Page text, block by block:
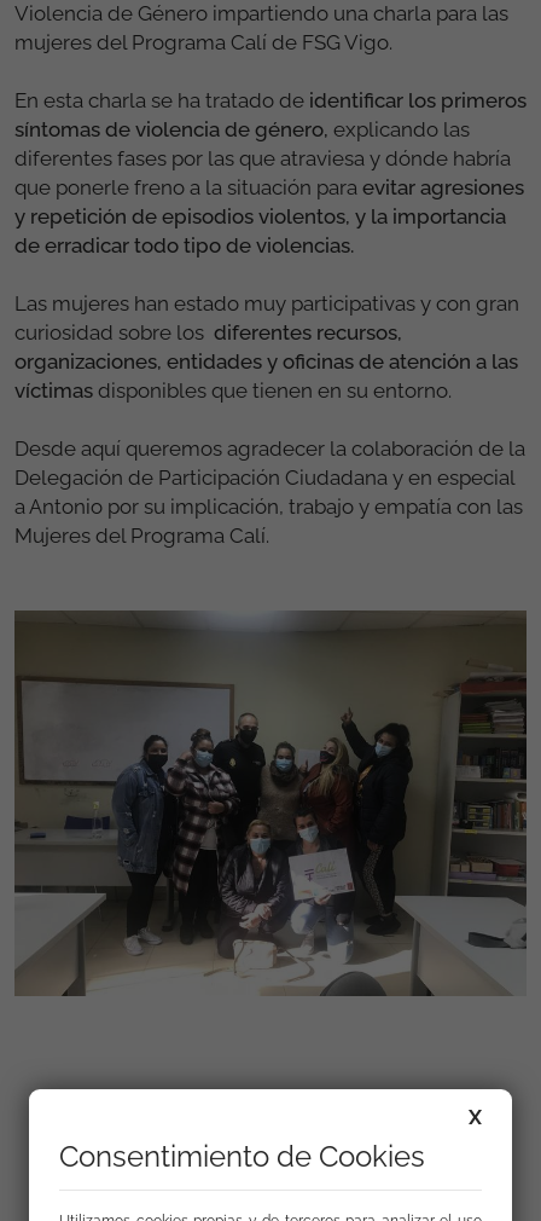
Violencia de Género impartiendo una charla para las
mujeres del Programa Calí de FSG Vigo.
En esta charla se ha tratado de identificar los primeros
síntomas de violencia de género, explicando las
diferentes fases por las que atraviesa y dónde habría
que ponerle freno a la situación para evitar agresiones
y repetición de episodios violentos, y la importancia
de erradicar todo tipo de violencias.
Las mujeres han estado muy participativas y con gran
curiosidad sobre los diferentes recursos,
organizaciones, entidades y oficinas de atención a las
víctimas disponibles que tienen en su entorno.
Desde aquí queremos agradecer la colaboración de la
Delegación de Participación Ciudadana y en especial
a Antonio por su implicación, trabajo y empatía con las
Mujeres del Programa Calí.
Enlaces X
Consentimiento de Cookies